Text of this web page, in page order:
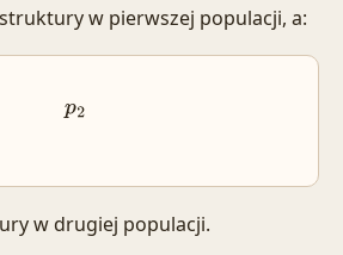
w pierwszej populacji, a:
p2
w drugiej populacji.